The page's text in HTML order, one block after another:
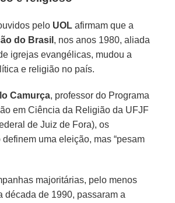
pelo UOL afirmam que a
do Brasil , nos anos 1980, aliada
igrejas evangélicas, mudou a
e religião no país.
Camurça, professor do Programa
em Ciência da Religião da UFJF
de Juiz de Fora), os
uma eleição, mas “pesam
majoritárias, pelo menos
década de 1990, passaram a